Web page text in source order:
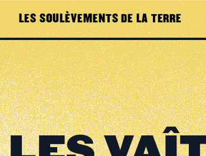
LES SOULÈVEMENTS DE LA TERRE